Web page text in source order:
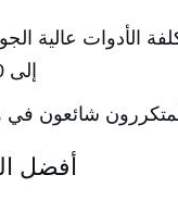
إلى 2000 دولار.
المتكررون شائعون في
أفضل